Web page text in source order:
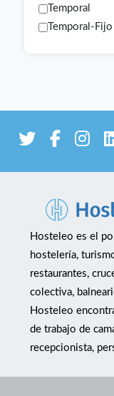
Temporal
Temporal-Fijo
Hosteleo es el
hostelería,
restaurantes,
colectiva,
Hosteleo
de trabajo de
recepcionista,